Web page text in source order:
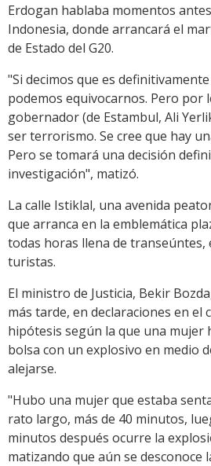
Erdogan hablaba momentos
Indonesia, donde arrancará el
de Estado del G20.
"Si decimos que es
podemos equivocarnos. Pero por
gobernador (de Estambul, Ali
ser terrorismo. Se cree que hay
Pero se tomará una decisión
investigación", matizó.
La calle Istiklal, una avenida
que arranca en la emblemática
todas horas llena de transeúntes,
turistas.
El ministro de Justicia, Bekir
más tarde, en declaraciones en el
hipótesis según la que una mujer
bolsa con un explosivo en medio
alejarse.
"Hubo una mujer que estaba
rato largo, más de 40 minutos,
minutos después ocurre la
matizando que aún se desconoce